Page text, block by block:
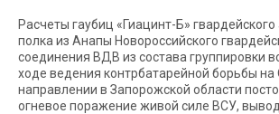
Расчеты гаубиц «Гиацинт-Б» гвардейского
полка из Анапы Новороссийского
соединения ВДВ из состава группировки
ходе ведения контрбатарейной борьбы на
направлении в Запорожской области
огневое поражение живой силе ВСУ,